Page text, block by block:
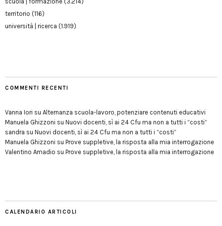
territorio (116)
università | ricerca (1.919)
COMMENTI RECENTI
Vanna Iori su Alternanza scuola-lavoro, potenziare contenuti educativi
Manuela Ghizzoni su Nuovi docenti, sì ai 24 Cfu ma non a tutti i “costi”
sandra su Nuovi docenti, sì ai 24 Cfu ma non a tutti i “costi”
Manuela Ghizzoni su Prove suppletive, la risposta alla mia interrogazione
Valentino Amadio su Prove suppletive, la risposta alla mia interrogazione
CALENDARIO ARTICOLI